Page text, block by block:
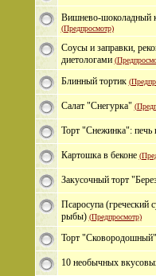
Вишнево-шоколадный
(Предпросмотр)
Соусы и заправки,
диетологами
Блинный тортик
Салат "Снегурка"
Торт "Снежинка": печь
Картошка в беконе
Закусочный торт
Псаросупа (греческий
рыбы) (Предпросмотр)
Торт "Сковородошный"
10 необычных